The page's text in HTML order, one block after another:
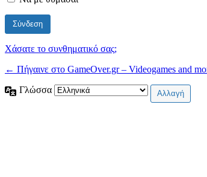
Χάσατε το συνθηματικό σας;
← Πήγαινε στο GameOver.gr – Videogames and
Γλώσσα